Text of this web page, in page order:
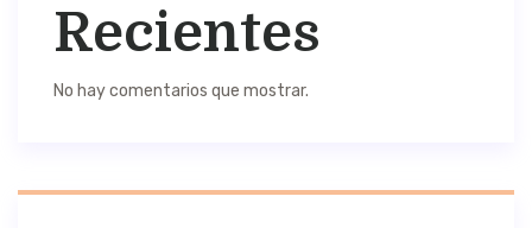
Recientes
No hay comentarios que mostrar.